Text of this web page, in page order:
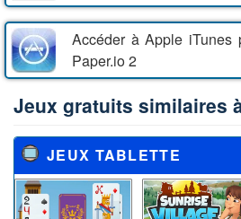
Accéder à Apple iTunes
Paper.io 2
Jeux gratuits similaires
JEUX TABLETTE